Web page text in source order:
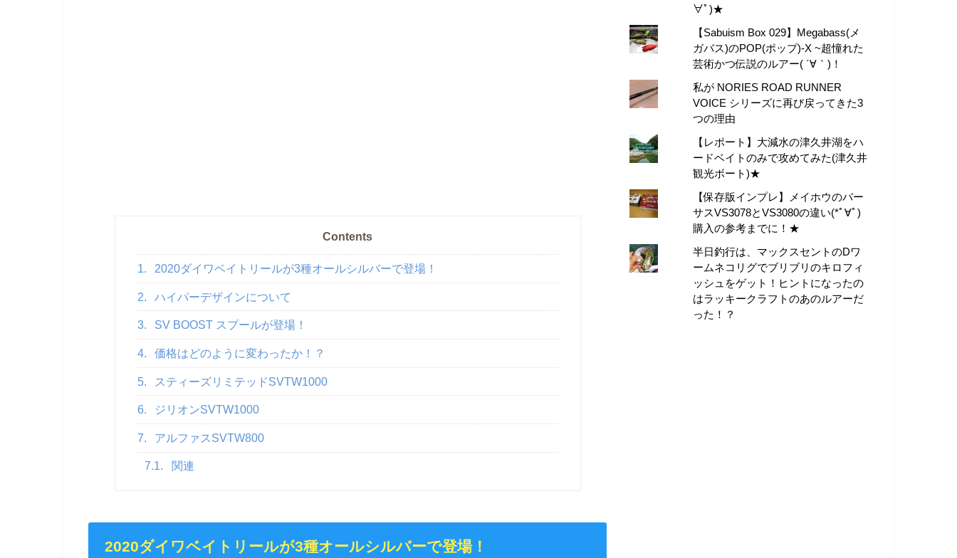
Contents
1. 2020ダイワベイトリールが3種オールシルバーで登場！
2. ハイパーデザインについて
3. SV BOOST スプールが登場！
4. 価格はどのように変わったか！？
5. スティーズリミテッドSVTW1000
6. ジリオンSVTW1000
7. アルファスSVTW800
7.1. 関連
2020ダイワベイトリールが3種オールシルバーで登場！
∀ﾟ)★
【Sabuism Box 029】Megabass(メ
ガバス)のPOP(ポップ)-X ~超憧れた
芸術かつ伝説のルアー( ´∀｀)！
私が NORIES ROAD RUNNER
VOICE シリーズに再び戻ってきた3
つの理由
【レポート】大減水の津久井湖をハ
ードベイトのみで攻めてみた(津久井
観光ボート)★
【保存版インプレ】メイホウのバー
サスVS3078とVS3080の違い(*ﾟ∀ﾟ)
購入の参考までに！★
半日釣行は、マックスセントのDワ
ームネコリグでブリブリのキロフィ
ッシュをゲット！ヒントになったの
はラッキークラフトのあのルアーだ
った！？